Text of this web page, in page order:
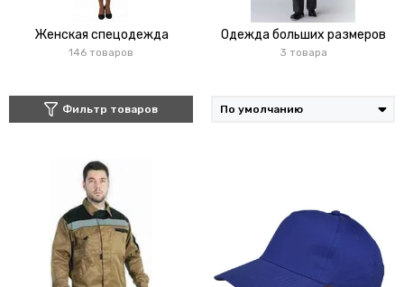
Женская спецодежда
146 товаров
Одежда больших размеров
3 товара
Фильтр товаров